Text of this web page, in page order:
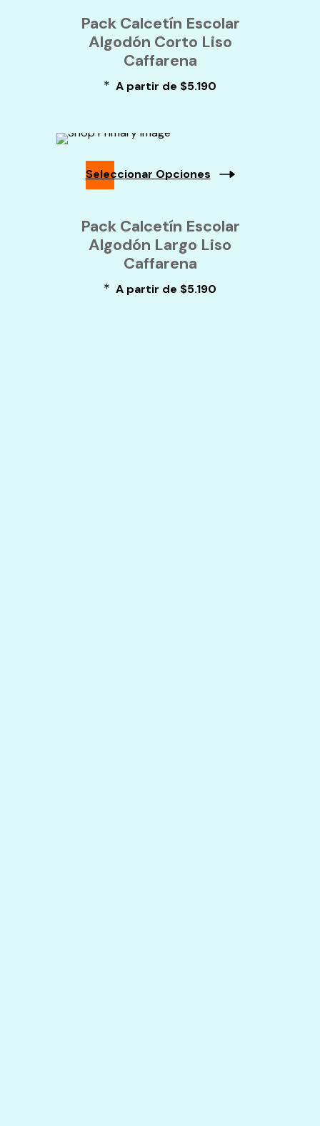
Producto
Tiene
Múltiples
Las
Opciones
Se
En
De
Pack Calcetín Escolar
Algodón Corto Liso
Caffarena
* A partir de $5.190
Seleccionar Opciones
Producto
Tiene
Múltiples
Variantes.
Las
Opciones
Se
Pack Calcetín Escolar
Algodón Largo Liso
Caffarena
* A partir de $5.190